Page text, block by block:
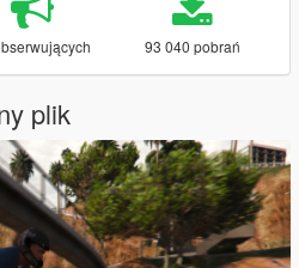
93 040 pobrań
plik